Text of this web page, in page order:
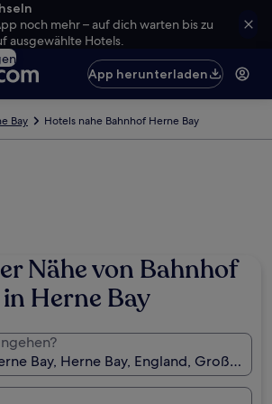
noch mehr – auf dich warten bis zu
ausgewählte Hotels.
App herunterladen
Bay Hotels nahe Bahnhof Herne Bay
Nähe von Bahnhof
Herne Bay
Bay, Herne Bay, England,